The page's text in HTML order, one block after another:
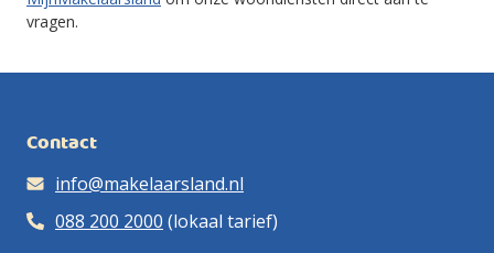
vragen.
Contact
info@makelaarsland.nl
088 200 2000 (lokaal tarief)